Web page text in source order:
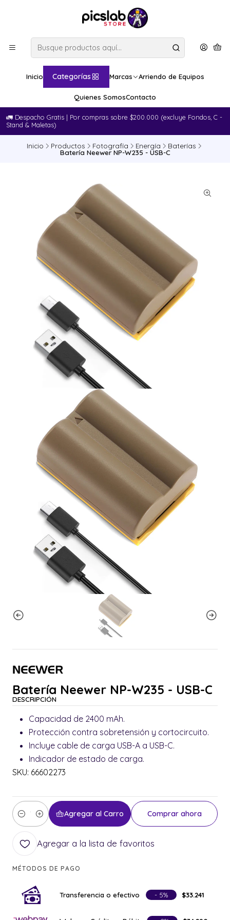
Inicio Categorías Marcas Arriendo de Equipos
Quienes SomosContacto
🚛​ Despacho Gratis | Por compras sobre $200.000 (excluye Fondos, C -
Stand & Maletas)
Inicio Productos Fotografía Energía Baterías
Batería Neewer NP-W235 - USB-C
Batería Neewer NP-W235 - USB-C
DESCRIPCIÓN
Capacidad de 2400 mAh.
Protección contra sobretensión y cortocircuito.
Incluye cable de carga USB-A a USB-C.
Indicador de estado de carga.
SKU: 66602273
Cantidad
Agregar al Carro Comprar ahora
Agregar a la lista de favoritos
MÉTODOS DE PAGO
Transferencia o efectivo - 5% $33.241